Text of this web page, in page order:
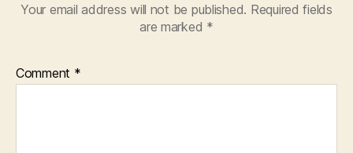
Your email address will not be published. Required fields
are marked *
Comment *